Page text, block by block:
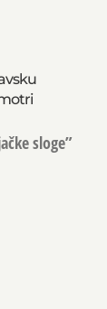
sloge”